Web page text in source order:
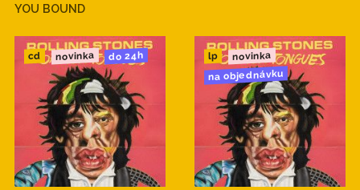
YOU BOUND
cd novinka do 24h lp novinka
na objednávku